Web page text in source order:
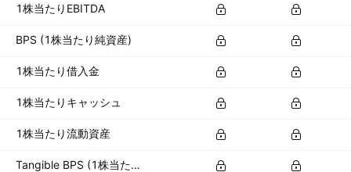
1株当たりEBITDA
BPS (1株当たり純資産)
1株当たり借入金
1株当たりキャッシュ
1株当たり流動資産
Tangible BPS (1株当たり有形資産)